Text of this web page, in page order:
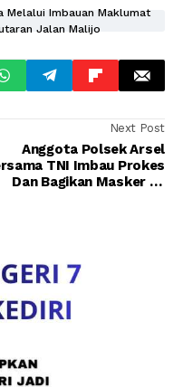
Melalui Imbauan Maklumat
Jalan Malijo
Next Post
Anggota Polsek Arsel
TNI Imbau Prokes
Dan Bagikan Masker Ke